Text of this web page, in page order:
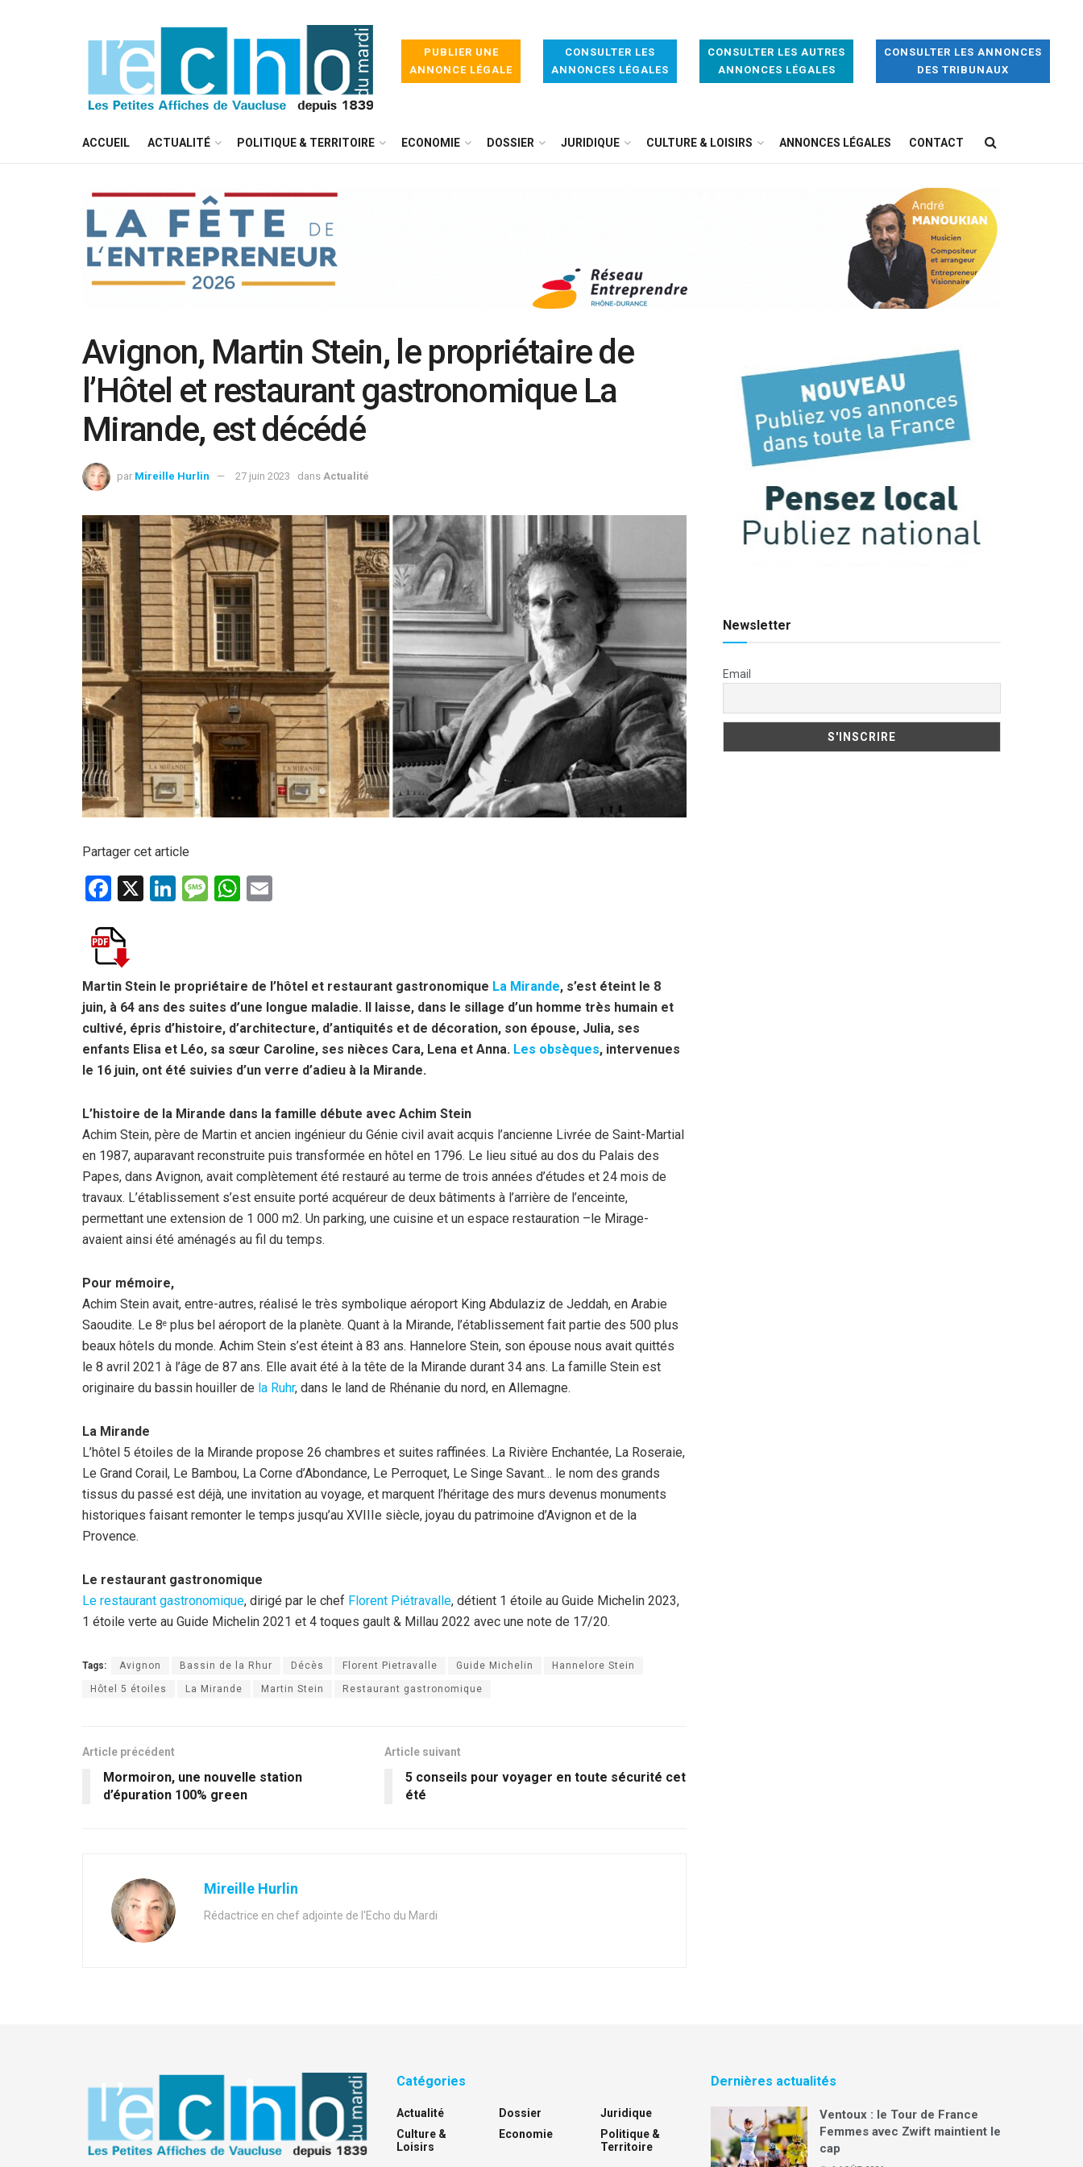
PUBLIER UNE
ANNONCE LÉGALE
CONSULTER LES
ANNONCES LÉGALES
CONSULTER LES AUTRES
ANNONCES LÉGALES
CONSULTER LES ANNONCES
DES TRIBUNAUX
ACCUEIL ACTUALITÉ POLITIQUE & TERRITOIRE ECONOMIE DOSSIER JURIDIQUE CULTURE & LOISIRS ANNONCES LÉGALES CONTACT
Avignon, Martin Stein, le propriétaire de
l’Hôtel et restaurant gastronomique La
Mirande, est décédé
par Mireille Hurlin 27 juin 2023 dans Actualité
Partager cet article
F
ce
b
o
o
k
X
Li
n
M
g
e
W
A
p
p
Martin Stein le propriétaire de l’hôtel et restaurant gastronomique La Mirande, s’est éteint le 8
juin, à 64 ans des suites d’une longue maladie. Il laisse, dans le sillage d’un homme très humain et
cultivé, épris d’histoire, d’architecture, d’antiquités et de décoration, son épouse, Julia, ses
enfants Elisa et Léo, sa sœur Caroline, ses nièces Cara, Lena et Anna. Les obsèques, intervenues
le 16 juin, ont été suivies d’un verre d’adieu à la Mirande.
L’histoire de la Mirande dans la famille débute avec Achim Stein
Achim Stein, père de Martin et ancien ingénieur du Génie civil avait acquis l’ancienne Livrée de Saint-Martial
en 1987, auparavant reconstruite puis transformée en hôtel en 1796. Le lieu situé au dos du Palais des
Papes, dans Avignon, avait complètement été restauré au terme de trois années d’études et 24 mois de
travaux. L’établissement s’est ensuite porté acquéreur de deux bâtiments à l’arrière de l’enceinte,
permettant une extension de 1 000 m2. Un parking, une cuisine et un espace restauration –le Mirage-
avaient ainsi été aménagés au fil du temps.
Pour mémoire,
Achim Stein avait, entre-autres, réalisé le très symbolique aéroport King Abdulaziz de Jeddah, en Arabie
Saoudite. Le 8e plus bel aéroport de la planète. Quant à la Mirande, l’établissement fait partie des 500 plus
beaux hôtels du monde. Achim Stein s’est éteint à 83 ans. Hannelore Stein, son épouse nous avait quittés
le 8 avril 2021 à l’âge de 87 ans. Elle avait été à la tête de la Mirande durant 34 ans. La famille Stein est
originaire du bassin houiller de la Ruhr, dans le land de Rhénanie du nord, en Allemagne.
La Mirande
L’hôtel 5 étoiles de la Mirande propose 26 chambres et suites raffinées. La Rivière Enchantée, La Roseraie,
Le Grand Corail, Le Bambou, La Corne d’Abondance, Le Perroquet, Le Singe Savant… le nom des grands
tissus du passé est déjà, une invitation au voyage, et marquent l’héritage des murs devenus monuments
historiques faisant remonter le temps jusqu’au XVIIIe siècle, joyau du patrimoine d’Avignon et de la
Provence.
Le restaurant gastronomique
Le restaurant gastronomique, dirigé par le chef Florent Piétravalle, détient 1 étoile au Guide Michelin 2023,
1 étoile verte au Guide Michelin 2021 et 4 toques gault & Millau 2022 avec une note de 17/20.
Tags: Avignon Bassin de la Rhur Décès Florent Pietravalle Guide Michelin Hannelore Stein
Hôtel 5 étoiles La Mirande Martin Stein Restaurant gastronomique
Article précédent
Mormoiron, une nouvelle station
d’épuration 100% green
Article suivant
5 conseils pour voyager en toute sécurité cet
été
Mireille Hurlin
Rédactrice en chef adjointe de l'Echo du Mardi
Newsletter
Email
Catégories
Actualité
Culture &
Loisirs
Dossier
Economie
Juridique
Politique &
Territoire
Dernières actualités
Ventoux : le Tour de France
Femmes avec Zwift maintient le
cap